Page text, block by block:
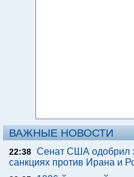
ВАЖНЫЕ НОВОСТИ
22:38 Сенат США одобрил
санкциях против Ирана и